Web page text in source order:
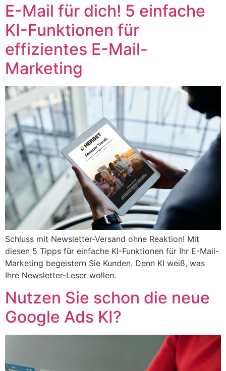
E-Mail für dich! 5 einfache
KI-Funktionen für
effizientes E-Mail-
Marketing
Schluss mit Newsletter-Versand ohne Reaktion! Mit
diesen 5 Tipps für einfache KI-Funktionen für Ihr E-Mail-
Marketing begeistern Sie Kunden. Denn KI weiß, was
Ihre Newsletter-Leser wollen.
Nutzen Sie schon die neue
Google Ads KI?